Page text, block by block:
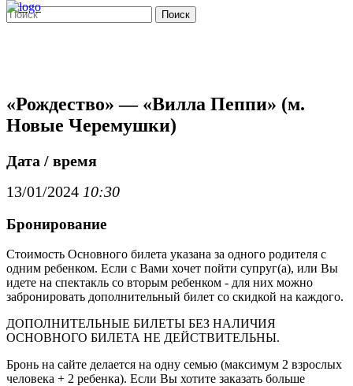
Поиск
«Рождество» — «Вилла Пеппи» (м.
Новые Черемушки)
Дата / время
13/01/2024 10:30
Бронирование
Стоимость Основного билета указана за одного родителя с
одним ребенком. Если с Вами хочет пойти супруг(а), или Вы
идете на спектакль со вторым ребенком - для них можно
забронировать дополнительный билет со скидкой на каждого.
ДОПОЛНИТЕЛЬНЫЕ БИЛЕТЫ БЕЗ НАЛИЧИЯ
ОСНОВНОГО БИЛЕТА НЕ ДЕЙСТВИТЕЛЬНЫ.
Бронь на сайте делается на одну семью (максимум 2 взрослых
человека + 2 ребенка). Если Вы хотите заказать больше